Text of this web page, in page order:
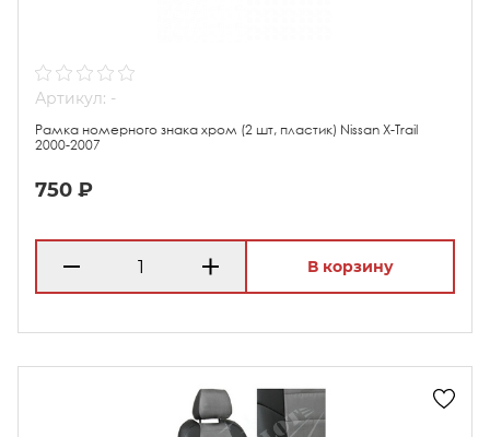
Артикул: -
Рамка номерного знака хром (2 шт, пластик) Nissan X-Trail
2000-2007
750 ₽
В корзину